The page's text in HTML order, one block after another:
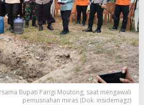
u
t
o
n
g
M
u
s
n
a
h
Bupati Parigi Moutong, saat mengawali
pemusnahan miras (Dok. insidemagz)